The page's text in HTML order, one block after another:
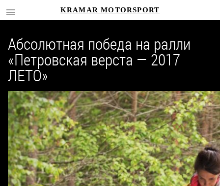
KRAMAR MOTORSPORT
Абсолютная победа на ралли
«Петровская верста — 2017
ЛЕТО»